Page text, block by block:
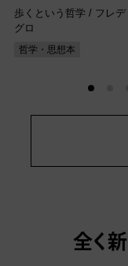
歩くという哲学 / フレデ
グロ
哲学・思想本
全く